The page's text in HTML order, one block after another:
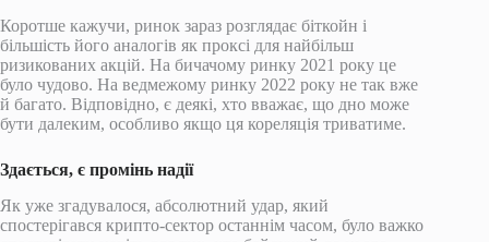
Коротше кажучи, ринок зараз розглядає біткойн і
більшість його аналогів як проксі для найбільш
ризикованих акцій. На бичачому ринку 2021 року це
було чудово. На ведмежому ринку 2022 року не так вже
й багато. Відповідно, є деякі, хто вважає, що дно може
бути далеким, особливо якщо ця кореляція триватиме.
Здається, є промінь надії
Як уже згадувалося, абсолютний удар, який
спостерігався крипто-сектор останнім часом, було важко